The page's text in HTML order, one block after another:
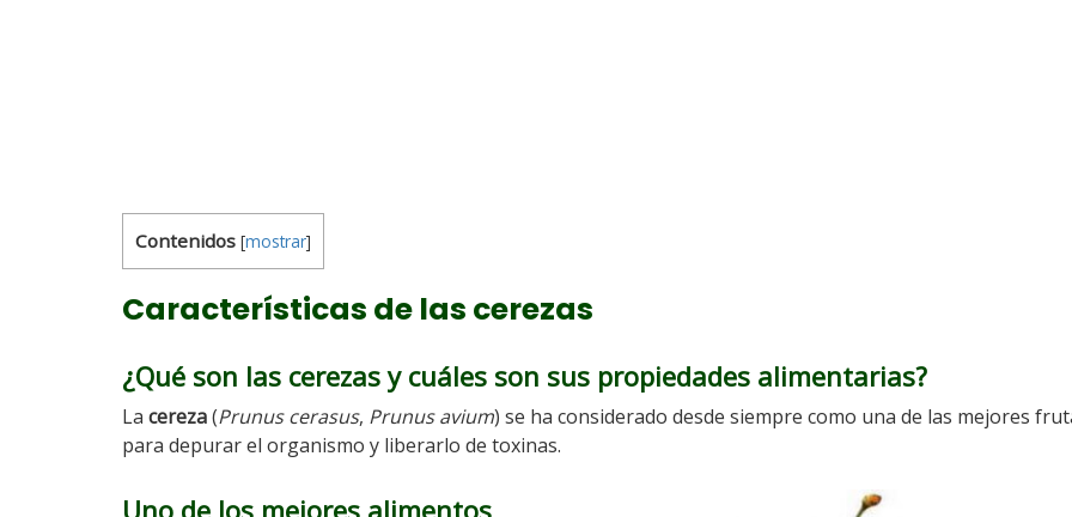
Contenidos [mostrar]
Características de las cerezas
¿Qué son las cerezas y cuáles son sus propiedades alimentarias?
La cereza(Prunus cerasus, Prunus avium) se ha considerado desde siempre como una de las mejores
para depurar el organismo y liberarlo de toxinas.
Uno de los mejores alimentos